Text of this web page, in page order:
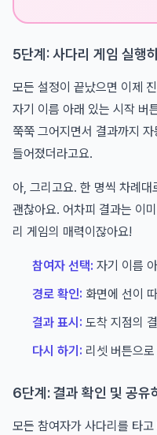
5단계: 사다리 게임 실행
모든 설정이 끝났으면 이제
자기 이름 아래 있는 시작 버
쭉쭉 그어지면서 결과까지
들어졌더라고요.
아, 그리고요. 한 명씩 차례
괜찮아요. 어차피 결과는 이
리 게임의 매력이잖아요!
참여자 선택: 자기 이름
경로 확인: 화면에 선이
결과 표시: 도착 지점의
다시 하기: 리셋 버튼으
6단계: 결과 확인 및 공유
모든 참여자가 사다리를 타